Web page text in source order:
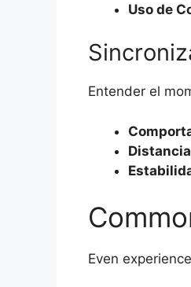
Uso de
Entender el
Even